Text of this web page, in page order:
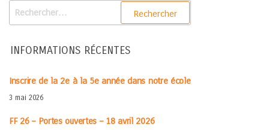
INFORMATIONS RÉCENTES
Inscrire de la 2e à la 5e année dans notre école
3 mai 2026
FF 26 – Portes ouvertes – 18 avril 2026